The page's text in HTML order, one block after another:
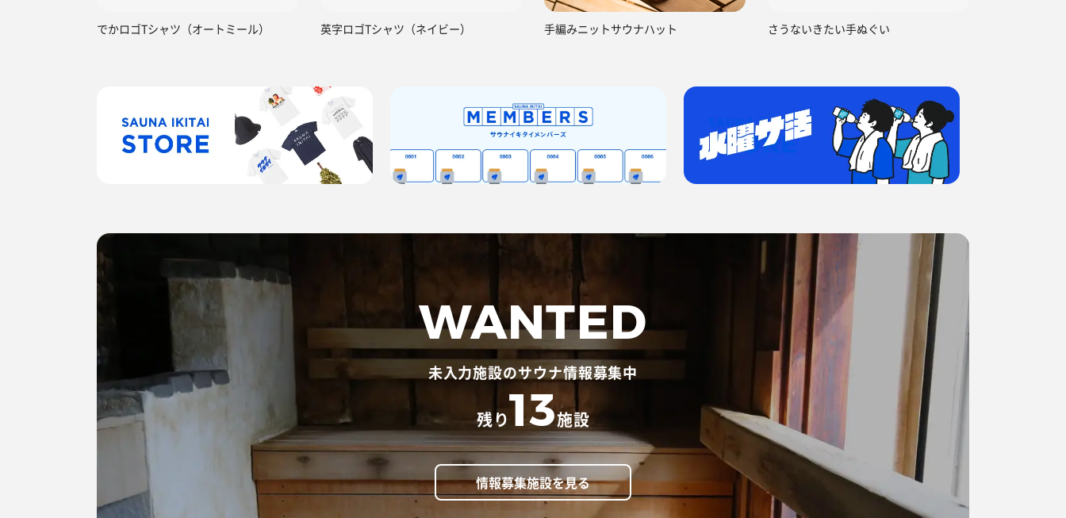
でかロゴTシャツ（オートミール） 英字ロゴTシャツ（ネイビー） 手編みニットサウナハット さうないきたい手ぬぐい
WANTED
未入力施設のサウナ情報募集中
残り13施設
情報募集施設を見る